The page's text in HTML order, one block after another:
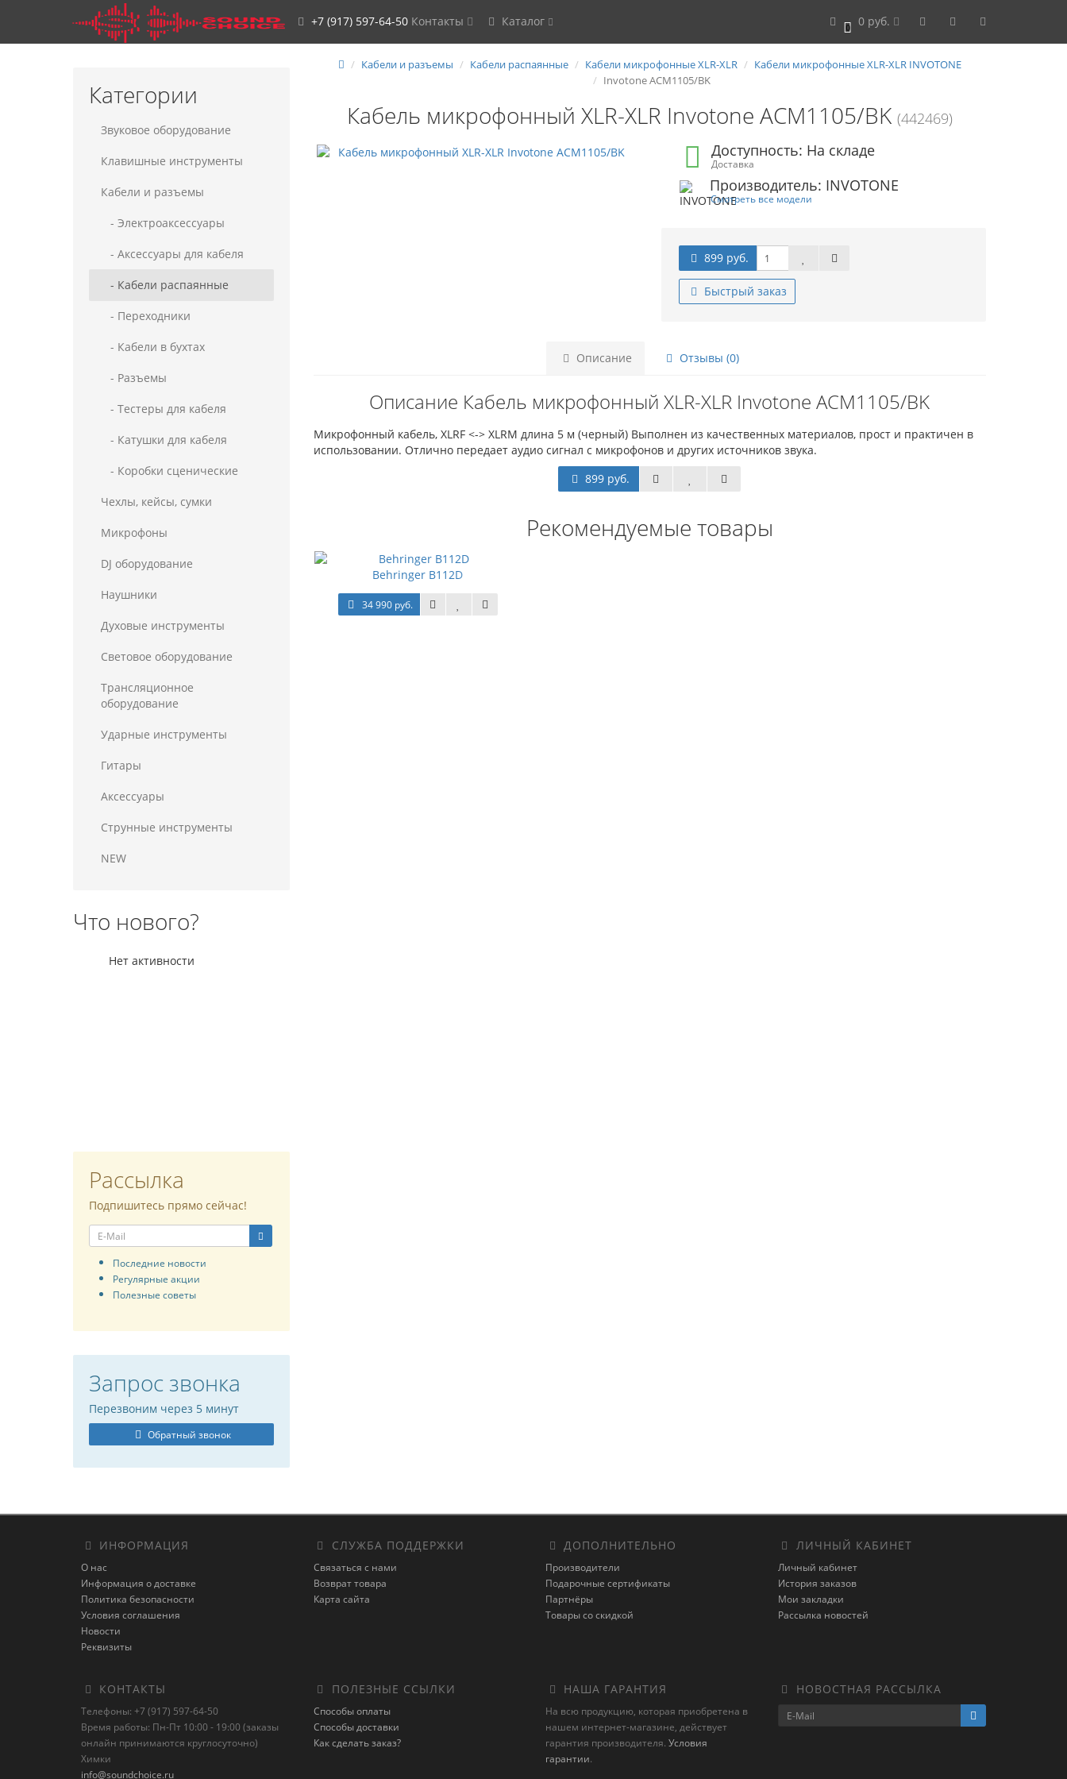
+7 (917) 597-64-50 Контакты Каталог 0 0 руб.
Категории
Звуковое оборудование
Клавишные инструменты
Кабели и разъемы
- Электроаксессуары
- Аксессуары для кабеля
- Кабели распаянные
- Переходники
- Кабели в бухтах
- Разъемы
- Тестеры для кабеля
- Катушки для кабеля
- Коробки сценические
Чехлы, кейсы, сумки
Микрофоны
DJ оборудование
Наушники
Духовые инструменты
Световое оборудование
Трансляционное
оборудование
Ударные инструменты
Гитары
Аксессуары
Струнные инструменты
NEW
Что нового?
Нет активности
Рассылка
Подпишитесь прямо сейчас!
Последние новости
Регулярные акции
Полезные советы
Запрос звонка
Перезвоним через 5 минут
Обратный звонок
Кабели и разъемы Кабели распаянные Кабели микрофонные XLR-XLR
Кабели микрофонные XLR-XLR INVOTONE
Invotone ACM1105/BK
Кабель микрофонный XLR-XLR Invotone ACM1105/BK (442469)
Доступность: На складе
Доставка
Производитель: INVOTONE
Смотреть все модели
899 руб.
Быстрый заказ
Описание Отзывы (0)
Описание Кабель микрофонный XLR-XLR Invotone ACM1105/BK
Микрофонный кабель, XLRF <-> XLRM длина 5 м (черный) Выполнен из качественных материалов, прост и практичен в
использовании. Отлично передает аудио сигнал с микрофонов и других источников звука.
899 руб.
Рекомендуемые товары
Behringer B112D
34 990 руб.
ИНФОРМАЦИЯ
О нас
Информация о доставке
Политика безопасности
Условия соглашения
Новости
Реквизиты
СЛУЖБА ПОДДЕРЖКИ
Связаться с нами
Возврат товара
Карта сайта
ДОПОЛНИТЕЛЬНО
Производители
Подарочные сертификаты
Партнёры
Товары со скидкой
ЛИЧНЫЙ КАБИНЕТ
Личный кабинет
История заказов
Мои закладки
Рассылка новостей
КОНТАКТЫ
Телефоны: +7 (917) 597-64-50
Время работы: Пн-Пт 10:00 - 19:00 (заказы
онлайн принимаются круглосуточно)
Химки
info@soundchoice.ru
ПОЛЕЗНЫЕ ССЫЛКИ
Способы оплаты
Способы доставки
Как сделать заказ?
НАША ГАРАНТИЯ
На всю продукцию, которая приобретена в
нашем интернет-магазине, действует
гарантия производителя. Условия
гарантии.
НОВОСТНАЯ РАССЫЛКА